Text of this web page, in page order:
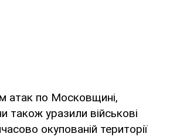
атак по Московщині,
також уразили військові
окупованій території